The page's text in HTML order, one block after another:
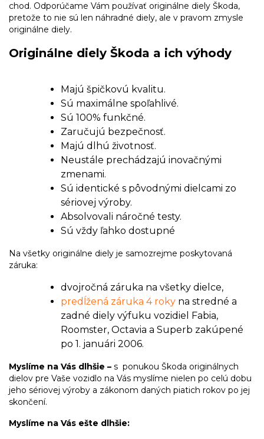
chod. Odporúčame Vám používať originálne diely Škoda,
pretože to nie sú len náhradné diely, ale v pravom zmysle
originálne diely.
Originálne diely Škoda a ich výhody
Majú špičkovú kvalitu.
Sú maximálne spoľahlivé.
Sú 100% funkčné.
Zaručujú bezpečnosť.
Majú dlhú životnosť.
Neustále prechádzajú inovačnými
zmenami.
Sú identické s pôvodnými dielcami zo
sériovej výroby.
Absolvovali náročné testy.
Sú vždy ľahko dostupné
Na všetky originálne diely je samozrejme poskytovaná
záruka:
dvojročná záruka na všetky dielce,
predĺžená záruka 4 roky na stredné a
zadné diely výfuku vozidiel Fabia,
Roomster, Octavia a Superb zakúpené
po 1. januári 2006.
Myslíme na Vás dlhšie – s ponukou Škoda originálnych
dielov pre Vaše vozidlo na Vás myslíme nielen po celú dobu
jeho sériovej výroby a zákonom daných piatich rokov po jej
skončení.
Myslíme na Vás ešte dlhšie: